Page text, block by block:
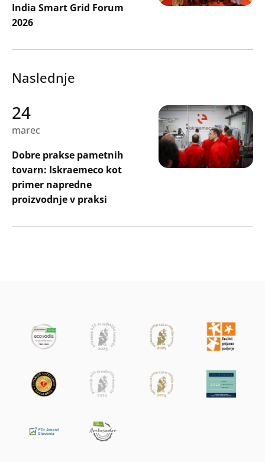
India Smart Grid Forum
2026
Naslednje
24
marec
Dobre prakse pametnih
tovarn: Iskraemeco kot
primer napredne
proizvodnje v praksi